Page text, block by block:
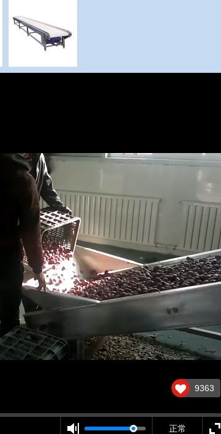
9363
正常